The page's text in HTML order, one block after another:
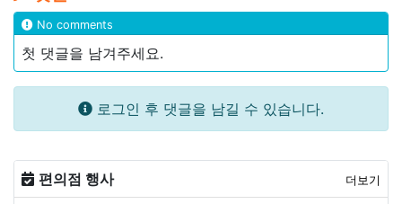
No comments
첫 댓글을 남겨주세요.
로그인 후 댓글을 남길 수 있습니다.
편의점 행사 더보기